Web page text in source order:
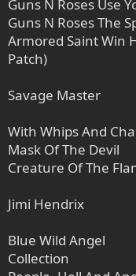
Guns N Roses Use
Guns N Roses The
Armored Saint Win
Patch)
Savage Master
With Whips And
Mask Of The Devil
Creature Of The
Jimi Hendrix
Blue Wild Angel
Collection